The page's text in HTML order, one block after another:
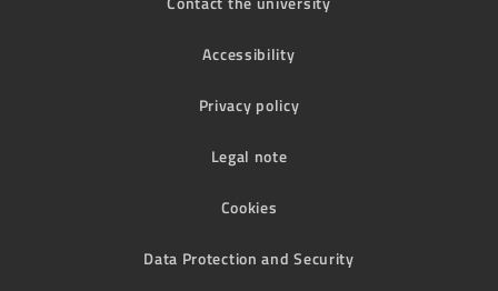
Accessibility
Privacy policy
Legal note
Cookies
Data Protection and Security